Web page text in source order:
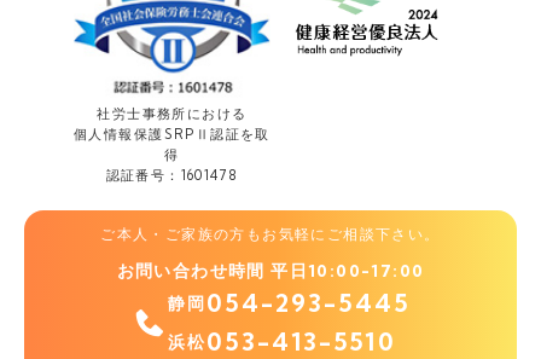
社労士事務所における
個人情報保護SRPⅡ認証を取
得
認証番号：1601478
ご本人・ご家族の方もお気軽にご相談下さい。
お問い合わせ時間 平日10:00-17:00
静岡054-293-5445
浜松053-413-5510